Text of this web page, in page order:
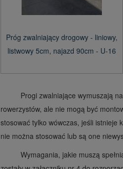
Próg zwalniający drogowy - liniowy,
listwowy 5cm, najazd 90cm - U-16
Progi zwalniające wymuszają
rowerzystów, ale nie mogą być
stosować tylko wówczas, jeśli istnieje
nie można stosować lub są one
Wymagania, jakie muszą